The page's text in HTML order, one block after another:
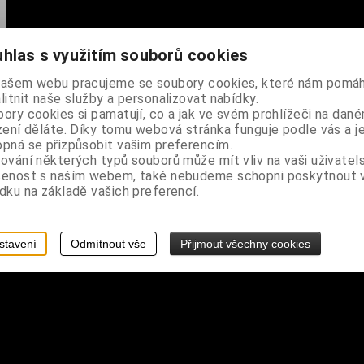
s využitím souborů cookies
webu pracujeme se soubory cookies, které nám
naše služby a personalizovat nabídky.
cookies si pamatují, co a jak ve svém prohlížeči na
děláte. Díky tomu webová stránka funguje podle vás a je
se přizpůsobit vašim preferencím.
některých typů souborů může mít vliv na vaši
s naším webem, také nebudeme schopni poskytnout
na základě vašich preferencí.
Odmítnout vše Přijmout všechny cookies